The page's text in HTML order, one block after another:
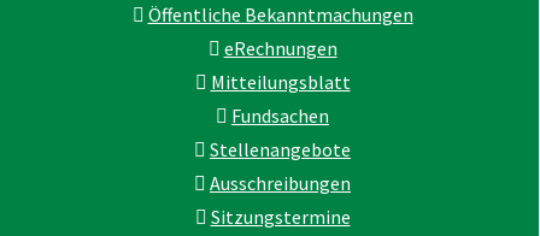
Öffentliche Bekanntmachungen
eRechnungen
Mitteilungsblatt
Fundsachen
Stellenangebote
Ausschreibungen
Sitzungstermine